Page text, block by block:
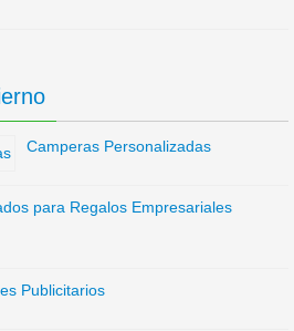
Camperas Personalizadas
para Regalos Empresariales
Publicitarios